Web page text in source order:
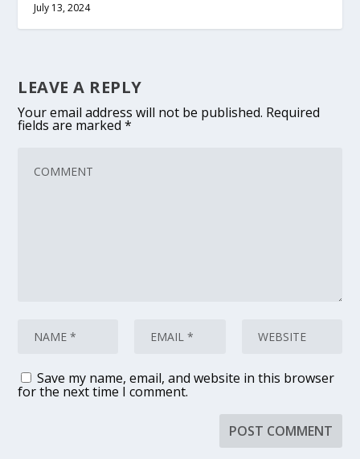
July 13, 2024
LEAVE A REPLY
Your email address will not be published. Required
fields are marked*
Save my name, email, and website in this browser
for the next time I comment.